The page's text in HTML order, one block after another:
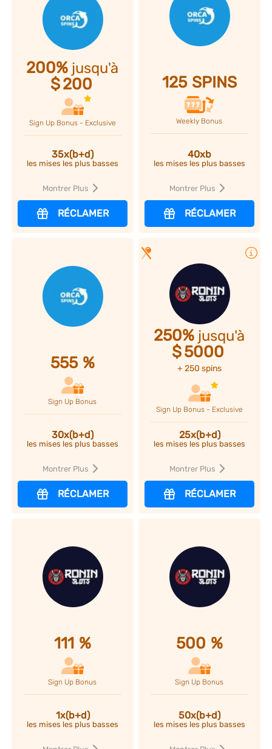
200% jusqu'à
$200
Sign Up Bonus - Exclusive
35x(b+d)
les mises les plus basses
Montrer Plus
RÉCLAMER
125 SPINS
Weekly Bonus
40xb
les mises les plus basses
Montrer Plus
RÉCLAMER
555 %
Sign Up Bonus
30x(b+d)
les mises les plus basses
Montrer Plus
RÉCLAMER
Plus d'infos
250% jusqu'à
$5000
+ 250 spins
Sign Up Bonus - Exclusive
25x(b+d)
les mises les plus basses
Montrer Plus
RÉCLAMER
111 %
Sign Up Bonus
1x(b+d)
les mises les plus basses
500 %
Sign Up Bonus
50x(b+d)
les mises les plus basses